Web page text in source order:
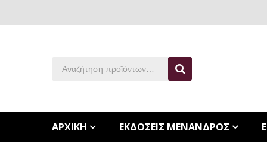
ΑΡΧΙΚΗ ΕΚΔΟΣΕΙΣ ΜΕΝΑΝΔΡΟΣ